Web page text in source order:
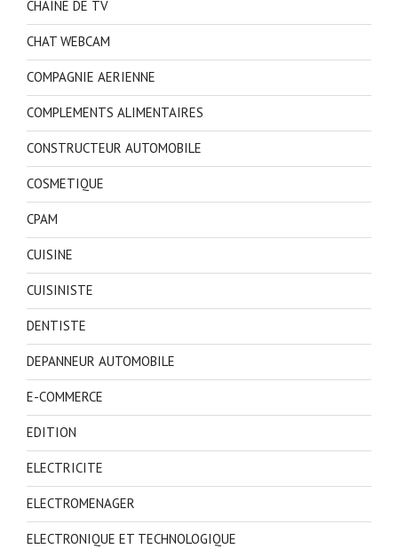
CHAINE DE TV
CHAT WEBCAM
COMPAGNIE AERIENNE
COMPLEMENTS ALIMENTAIRES
CONSTRUCTEUR AUTOMOBILE
COSMETIQUE
CPAM
CUISINE
CUISINISTE
DENTISTE
DEPANNEUR AUTOMOBILE
E-COMMERCE
EDITION
ELECTRICITE
ELECTROMENAGER
ELECTRONIQUE ET TECHNOLOGIQUE